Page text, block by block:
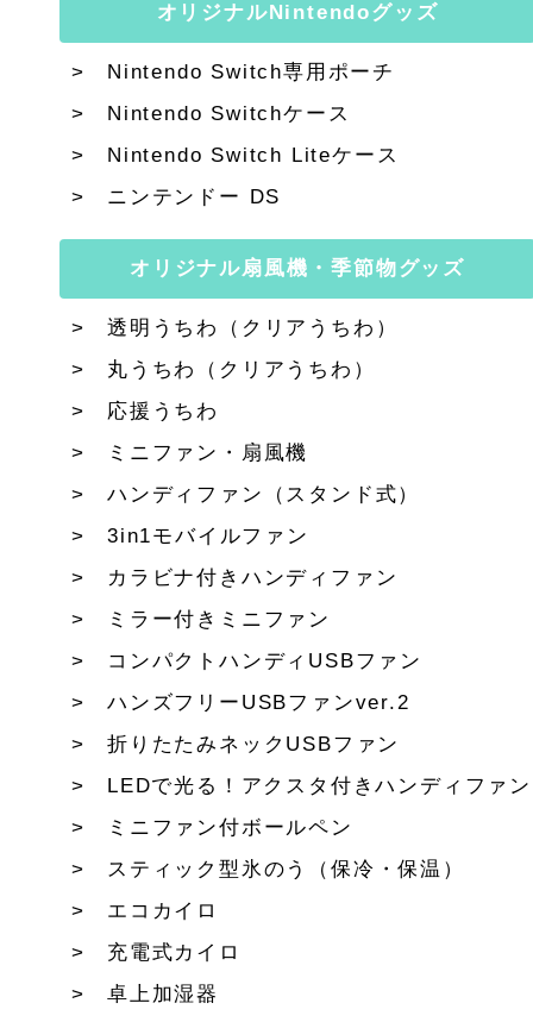
オリジナルNintendoグッズ
Nintendo Switch専用ポーチ
Nintendo Switchケース
Nintendo Switch Liteケース
ニンテンドー DS
オリジナル扇風機・季節物グッズ
透明うちわ（クリアうちわ）
丸うちわ（クリアうちわ）
応援うちわ
ミニファン・扇風機
ハンディファン（スタンド式）
3in1モバイルファン
カラビナ付きハンディファン
ミラー付きミニファン
コンパクトハンディUSBファン
ハンズフリーUSBファンver.2
折りたたみネックUSBファン
LEDで光る！アクスタ付きハンディファン
ミニファン付ボールペン
スティック型氷のう（保冷・保温）
エコカイロ
充電式カイロ
卓上加湿器